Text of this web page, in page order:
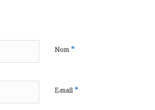
Nom*
E-mail*